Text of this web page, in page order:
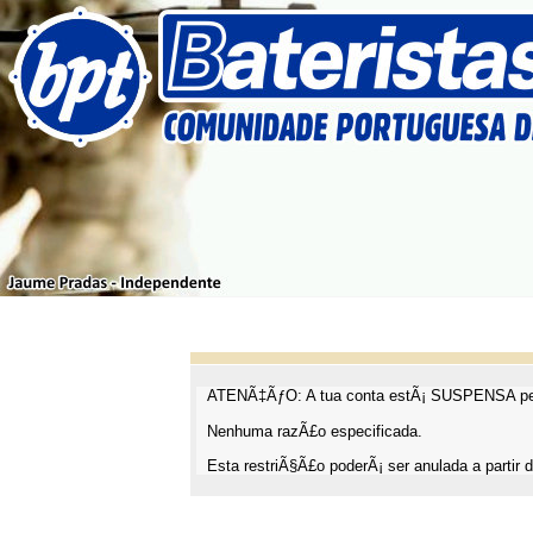
ATENÃ‡ÃƒO: A tua conta estÃ¡ SUSPENSA
Nenhuma razÃ£o especificada.
Esta restriÃ§Ã£o poderÃ¡ ser anulada a partir